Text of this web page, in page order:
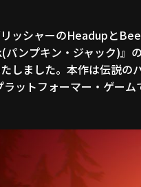
ッシャーのHeadupと
パンプキン・ジャック)』
しました。本作は伝説の
ットフォーマー・ゲーム